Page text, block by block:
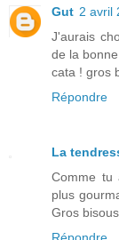
Gut 2 avril
J'aurais
de la
cata ! gros
Répondre
La
Comme tu
plus
Gros
Répondre